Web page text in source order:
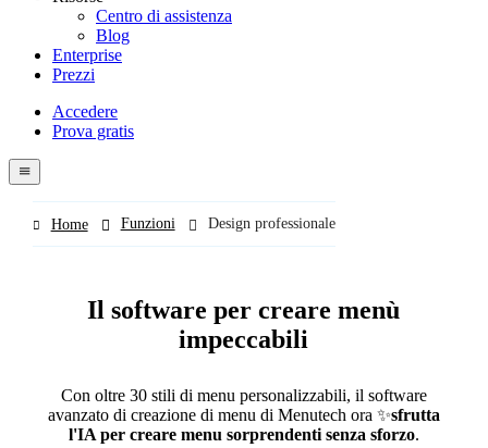
Centro di assistenza
Blog
Enterprise
Prezzi
Menutech
navigation
Accedere
Prova gratis
menu
Home Funzioni Design professionale
Il software per creare menù
impeccabili
Con oltre 30 stili di menu personalizzabili, il software
avanzato di creazione di menu di Menutech ora ✨sfrutta
l'IA per creare menu sorprendenti senza sforzo.